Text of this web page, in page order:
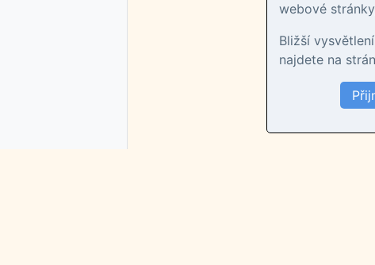
webové
Bližší
najdete na